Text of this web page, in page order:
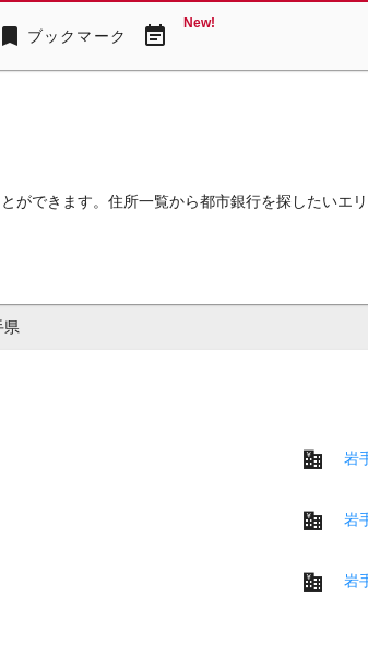
bookmark ブックマーク event_note New!
ができます。住所一覧から都市銀行を探したいエリ
県
岩
岩
岩